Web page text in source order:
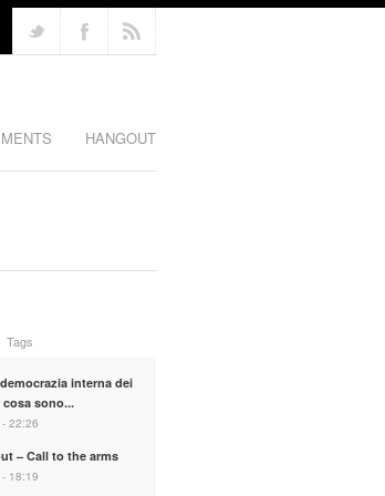
HANGOUT
Tags
interna dei
sono...
22:26
– Call to the arms
18:19